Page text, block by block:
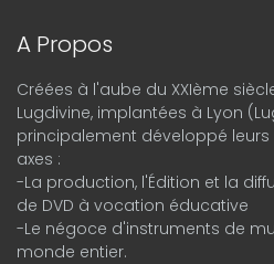
A Propos
Créées à l'aube du XXIème
Lugdivine, implantées à Lyon
principalement développé
axes :
-La production, l'Édition et la
de DVD à vocation éducative
-Le négoce d'instruments de
monde entier.